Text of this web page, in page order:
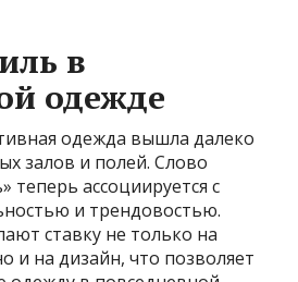
в
одежде
одежда вышла далеко
залов и полей. Слово
теперь ассоциируется с
и трендовостью.
ставку не только на
и на дизайн, что позволяет